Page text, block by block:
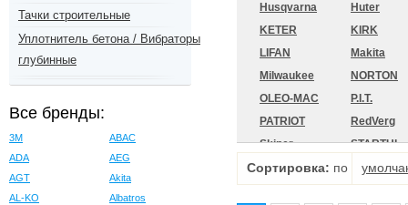
Тачки строительные
Уплотнитель бетона / Вибраторы
глубинные
Все бренды:
3M
ABAC
ADA
AEG
AGT
Akita
AL-KO
Albatros
Husqvarna
Huter
KETER
KIRK
LIFAN
Makita
Milwaukee
NORTON
OLEO-MAC
P.I.T.
PATRIOT
RedVerg
Skiper
STARTUL
TOR
TOTAL
Сортировка: по